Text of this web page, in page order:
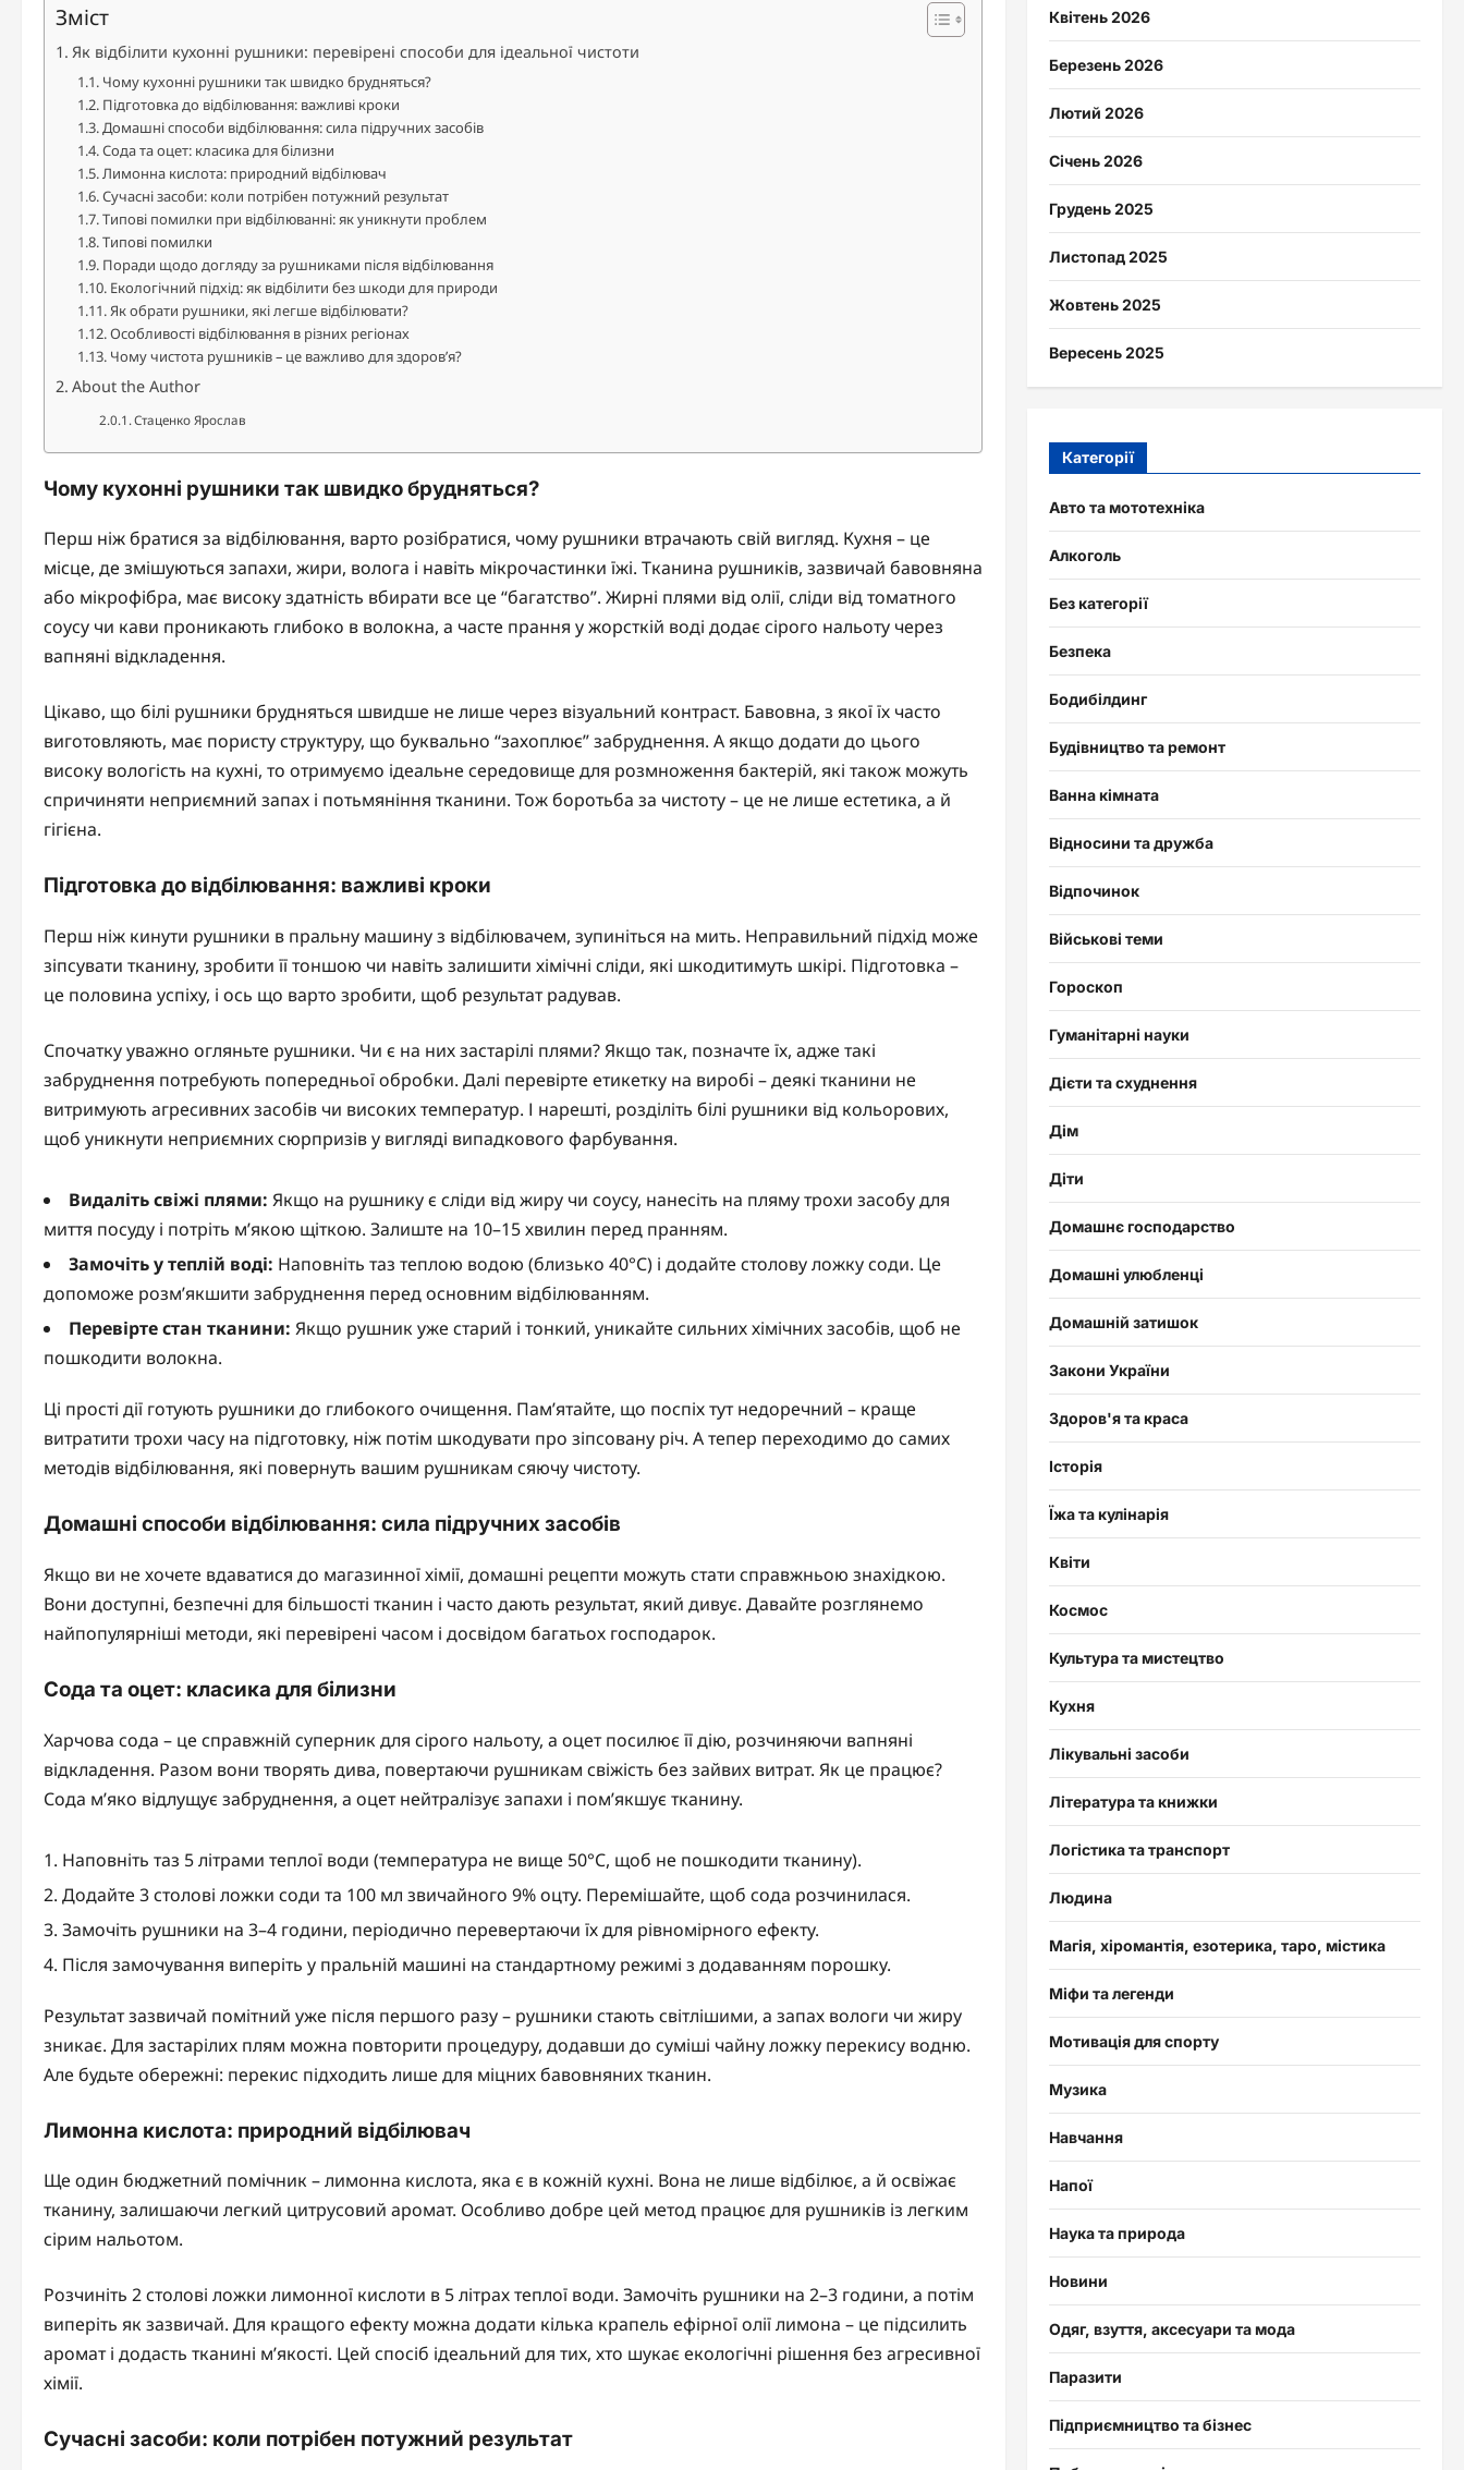
Зміст
Як відбілити кухонні рушники: перевірені способи для ідеальної чистоти
Чому кухонні рушники так швидко брудняться?
Підготовка до відбілювання: важливі кроки
Домашні способи відбілювання: сила підручних засобів
Сода та оцет: класика для білизни
Лимонна кислота: природний відбілювач
Сучасні засоби: коли потрібен потужний результат
Типові помилки при відбілюванні: як уникнути проблем
Типові помилки
Поради щодо догляду за рушниками після відбілювання
Екологічний підхід: як відбілити без шкоди для природи
Як обрати рушники, які легше відбілювати?
Особливості відбілювання в різних регіонах
Чому чистота рушників – це важливо для здоров’я?
About the Author
Стаценко Ярослав
Чому кухонні рушники так швидко брудняться?
Перш ніж братися за відбілювання, варто розібратися, чому рушники втрачають свій вигляд. Кухня – це
місце, де змішуються запахи, жири, волога і навіть мікрочастинки їжі. Тканина рушників, зазвичай бавовняна
або мікрофібра, має високу здатність вбирати все це “багатство”. Жирні плями від олії, сліди від томатного
соусу чи кави проникають глибоко в волокна, а часте прання у жорсткій воді додає сірого нальоту через
вапняні відкладення.
Цікаво, що білі рушники брудняться швидше не лише через візуальний контраст. Бавовна, з якої їх часто
виготовляють, має пористу структуру, що буквально “захоплює” забруднення. А якщо додати до цього
високу вологість на кухні, то отримуємо ідеальне середовище для розмноження бактерій, які також можуть
спричиняти неприємний запах і потьмяніння тканини. Тож боротьба за чистоту – це не лише естетика, а й
гігієна.
Підготовка до відбілювання: важливі кроки
Перш ніж кинути рушники в пральну машину з відбілювачем, зупиніться на мить. Неправильний підхід може
зіпсувати тканину, зробити її тоншою чи навіть залишити хімічні сліди, які шкодитимуть шкірі. Підготовка –
це половина успіху, і ось що варто зробити, щоб результат радував.
Спочатку уважно огляньте рушники. Чи є на них застарілі плями? Якщо так, позначте їх, адже такі
забруднення потребують попередньої обробки. Далі перевірте етикетку на виробі – деякі тканини не
витримують агресивних засобів чи високих температур. І нарешті, розділіть білі рушники від кольорових,
щоб уникнути неприємних сюрпризів у вигляді випадкового фарбування.
Видаліть свіжі плями: Якщо на рушнику є сліди від жиру чи соусу, нанесіть на пляму трохи засобу для
миття посуду і потріть м’якою щіткою. Залиште на 10–15 хвилин перед пранням.
Замочіть у теплій воді: Наповніть таз теплою водою (близько 40°C) і додайте столову ложку соди. Це
допоможе розм’якшити забруднення перед основним відбілюванням.
Перевірте стан тканини: Якщо рушник уже старий і тонкий, уникайте сильних хімічних засобів, щоб не
пошкодити волокна.
Ці прості дії готують рушники до глибокого очищення. Пам’ятайте, що поспіх тут недоречний – краще
витратити трохи часу на підготовку, ніж потім шкодувати про зіпсовану річ. А тепер переходимо до самих
методів відбілювання, які повернуть вашим рушникам сяючу чистоту.
Домашні способи відбілювання: сила підручних засобів
Якщо ви не хочете вдаватися до магазинної хімії, домашні рецепти можуть стати справжньою знахідкою.
Вони доступні, безпечні для більшості тканин і часто дають результат, який дивує. Давайте розглянемо
найпопулярніші методи, які перевірені часом і досвідом багатьох господарок.
Сода та оцет: класика для білизни
Харчова сода – це справжній суперник для сірого нальоту, а оцет посилює її дію, розчиняючи вапняні
відкладення. Разом вони творять дива, повертаючи рушникам свіжість без зайвих витрат. Як це працює?
Сода м’яко відлущує забруднення, а оцет нейтралізує запахи і пом’якшує тканину.
Наповніть таз 5 літрами теплої води (температура не вище 50°C, щоб не пошкодити тканину).
Додайте 3 столові ложки соди та 100 мл звичайного 9% оцту. Перемішайте, щоб сода розчинилася.
Замочіть рушники на 3–4 години, періодично перевертаючи їх для рівномірного ефекту.
Після замочування виперіть у пральній машині на стандартному режимі з додаванням порошку.
Результат зазвичай помітний уже після першого разу – рушники стають світлішими, а запах вологи чи жиру
зникає. Для застарілих плям можна повторити процедуру, додавши до суміші чайну ложку перекису водню.
Але будьте обережні: перекис підходить лише для міцних бавовняних тканин.
Лимонна кислота: природний відбілювач
Ще один бюджетний помічник – лимонна кислота, яка є в кожній кухні. Вона не лише відбілює, а й освіжає
тканину, залишаючи легкий цитрусовий аромат. Особливо добре цей метод працює для рушників із легким
сірим нальотом.
Розчиніть 2 столові ложки лимонної кислоти в 5 літрах теплої води. Замочіть рушники на 2–3 години, а потім
виперіть як зазвичай. Для кращого ефекту можна додати кілька крапель ефірної олії лимона – це підсилить
аромат і додасть тканині м’якості. Цей спосіб ідеальний для тих, хто шукає екологічні рішення без агресивної
хімії.
Сучасні засоби: коли потрібен потужний результат
Квітень 2026
Березень 2026
Лютий 2026
Січень 2026
Грудень 2025
Листопад 2025
Жовтень 2025
Вересень 2025
Категорії
Авто та мототехніка
Алкоголь
Без категорії
Безпека
Бодибілдинг
Будівництво та ремонт
Ванна кімната
Відносини та дружба
Відпочинок
Військові теми
Гороскоп
Гуманітарні науки
Дієти та схуднення
Дім
Діти
Домашнє господарство
Домашні улюбленці
Домашній затишок
Закони України
Здоров'я та краса
Історія
Їжа та кулінарія
Квіти
Космос
Культура та мистецтво
Кухня
Лікувальні засоби
Література та книжки
Логістика та транспорт
Людина
Магія, хіромантія, езотерика, таро, містика
Міфи та легенди
Мотивація для спорту
Музика
Навчання
Напої
Наука та природа
Новини
Одяг, взуття, аксесуари та мода
Паразити
Підприємництво та бізнес